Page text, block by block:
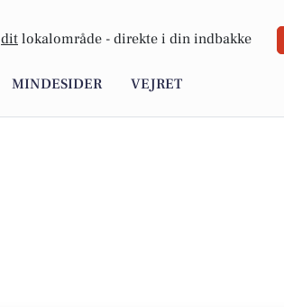
dit lokalområde - direkte i din indbakke
MINDESIDER VEJRET